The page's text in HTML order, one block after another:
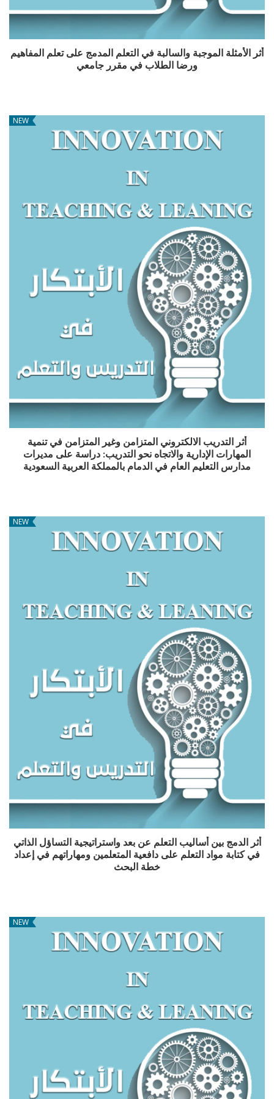
أثر الأمثلة الموجبة والسالبة في التعلم المدمج على تعلم المفاهيم
ورضا الطلاب في مقرر جامعي
NEW
أثر التدريب الالكتروني المتزامن وغير المتزامن في تنمية
المهارات الإدارية والاتجاه نحو التدريب: دراسة على مديرات
مدارس التعليم العام في الدمام بالمملكة العربية السعودية
NEW
أثر الدمج بين أساليب التعلم عن بعد واستراتيجية التساؤل الذاتي
في كتابة مواد التعلم على دافعية المتعلمين ومهاراتهم في إعداد
خطة البحث
NEW